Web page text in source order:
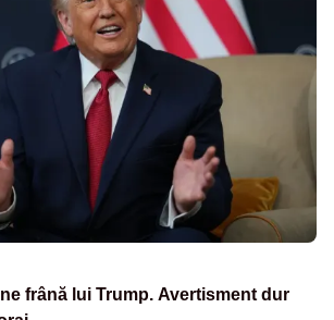
frână lui Trump. Avertisment dur